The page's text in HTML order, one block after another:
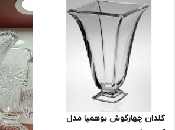
گلدان چهارگوش بوهمیا مدل